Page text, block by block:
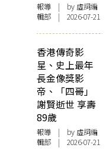
報導 | by 虛詞編
輯部 | 2026-07-21
香港傳奇影
星、史上最年
長金像獎影
帝、「四哥」
謝賢逝世 享壽
89歲
報導 | by 虛詞編
輯部 | 2026-07-21